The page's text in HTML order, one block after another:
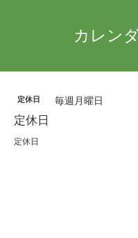
カレン
定休日 毎週月曜日
定休日
定休日